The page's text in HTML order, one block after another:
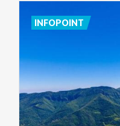
INFOPOINT